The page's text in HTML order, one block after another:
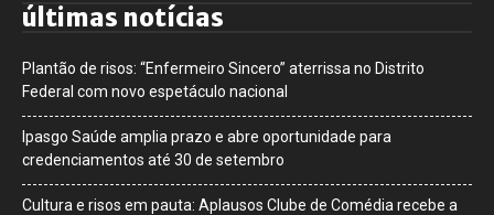
últimas notícias
Plantão de risos: “Enfermeiro Sincero” aterrissa no Distrito
Federal com novo espetáculo nacional
Ipasgo Saúde amplia prazo e abre oportunidade para
credenciamentos até 30 de setembro
Cultura e risos em pauta: Aplausos Clube de Comédia recebe a